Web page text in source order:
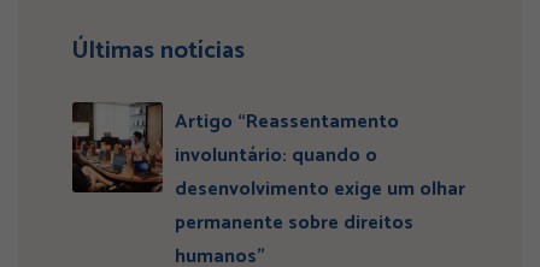
Últimas notícias
Artigo “Reassentamento
involuntário: quando o
desenvolvimento exige um olhar
permanente sobre direitos
humanos”